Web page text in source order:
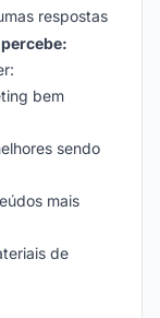
respostas
bem
sendo
mais
de